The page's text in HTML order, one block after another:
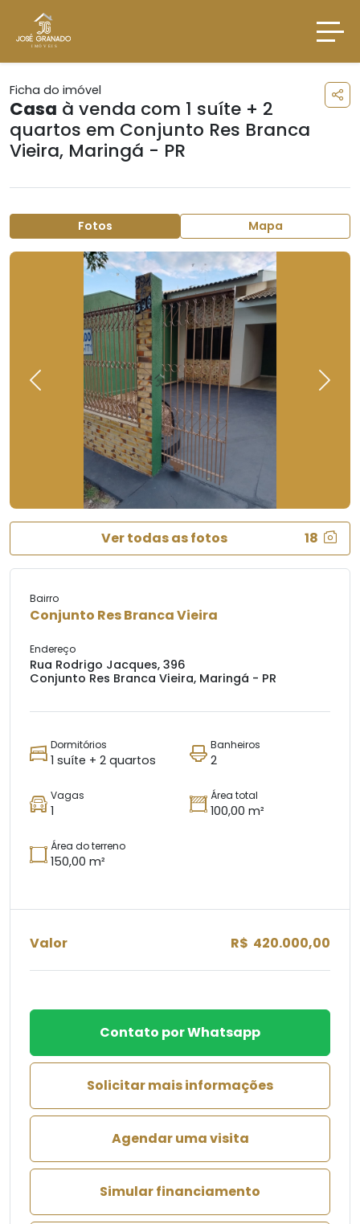
Ficha do imóvel
Casa à venda com 1 suíte + 2
quartos em Conjunto Res Branca
Vieira, Maringá - PR
Fotos Mapa
Previous Next
Ver todas as fotos 18
Bairro
Conjunto Res Branca Vieira
Endereço
Rua Rodrigo Jacques, 396
Conjunto Res Branca Vieira, Maringá - PR
Dormitórios
1 suíte + 2 quartos
Banheiros
2
Vagas
1
Área total
100,00 m²
Área do terreno
150,00 m²
Valor R$ 420.000,00
Contato por Whatsapp
Solicitar mais informações
Agendar uma visita
Simular financiamento